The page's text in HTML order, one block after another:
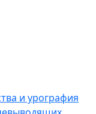
и урография